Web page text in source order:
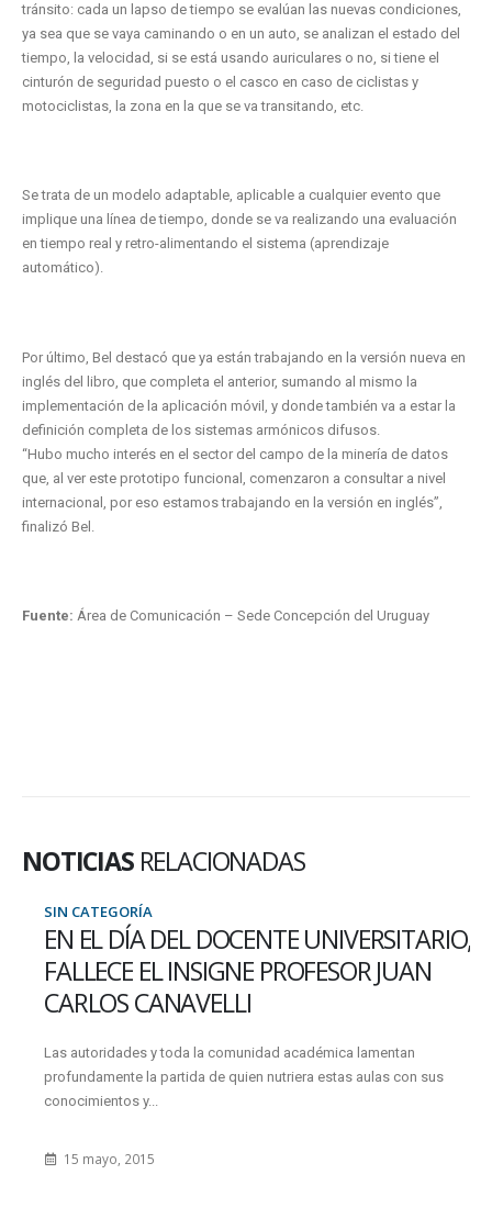
tránsito: cada un lapso de tiempo se evalúan las nuevas condiciones,
ya sea que se vaya caminando o en un auto, se analizan el estado del
tiempo, la velocidad, si se está usando auriculares o no, si tiene el
cinturón de seguridad puesto o el casco en caso de ciclistas y
motociclistas, la zona en la que se va transitando, etc.
Se trata de un modelo adaptable, aplicable a cualquier evento que
implique una línea de tiempo, donde se va realizando una evaluación
en tiempo real y retro-alimentando el sistema (aprendizaje
automático).
Por último, Bel destacó que ya están trabajando en la versión nueva en
inglés del libro, que completa el anterior, sumando al mismo la
implementación de la aplicación móvil, y donde también va a estar la
definición completa de los sistemas armónicos difusos.
“Hubo mucho interés en el sector del campo de la minería de datos
que, al ver este prototipo funcional, comenzaron a consultar a nivel
internacional, por eso estamos trabajando en la versión en inglés”,
finalizó Bel.
Fuente: Área de Comunicación – Sede Concepción del Uruguay
NOTICIAS RELACIONADAS
SIN CATEGORÍA
EN EL DÍA DEL DOCENTE UNIVERSITARIO,
FALLECE EL INSIGNE PROFESOR JUAN
CARLOS CANAVELLI
Las autoridades y toda la comunidad académica lamentan
profundamente la partida de quien nutriera estas aulas con sus
conocimientos y...
15 mayo, 2015